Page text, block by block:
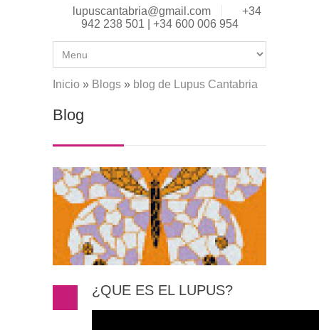
lupuscantabria@gmail.com
+34
942 238 501 | +34 600 006 954
Se encuentra usted aquí
Inicio » Blogs » blog de Lupus Cantabria
Blog
¿QUE ES EL LUPUS?